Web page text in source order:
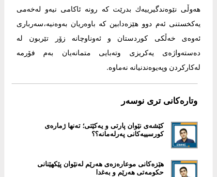
هەوڵی نێوەندگیرییەك بدرێت كە رونە ئاكامی نیەو لەخەمی
یەكخستنی ئەم دوو هێزەدابین كە باوەریان بەوەنیە،سەرباری
ئەوەی خەڵكی كوردستان و ئەوناوچانە زۆر تێربون لە
دەستەواژەی یەكریزی وتەبایی متمانەیان بەم فۆرمە
لەكاركردن وپەیوەندنیانە نەماوە.
وتارەکانی تری نوسەر
كێشەی نێوان پارتی و یەکێتی؛ تەنها ژمارەی
کورسییەکانی پەرلەمانە؟؟
هێزەکانی موعارەزەی هەرێم لەنێوان پێکهێنانی
حکومەتی هەرێم و بەغدا